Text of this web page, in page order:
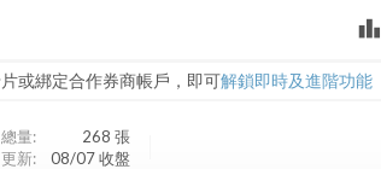
leaderboard
或綁定合作券商帳戶，即可解鎖即時及進階功能
總量: 268 張
更新:
08/07 收盤